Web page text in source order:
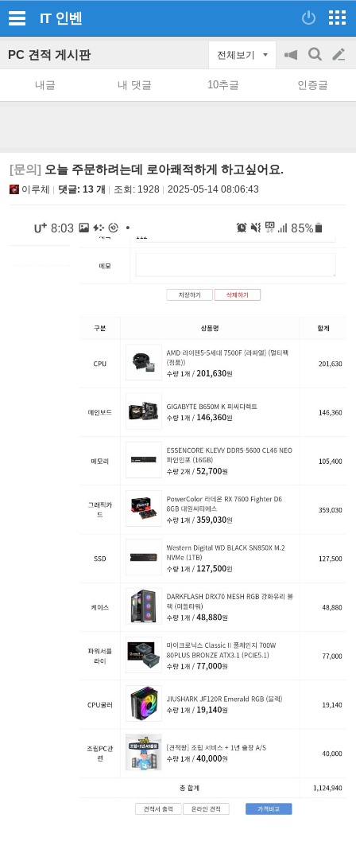
IT 인벤
PC 견적 게시판 전체보기
공
on/off
검
색
글
쓰
내글 내 댓글 10추글 인증글
[문의] 오늘 주문하려는데 로아쾌적하게 하고싶어요.
이루체 댓글: 13 개 조회: 1928 2025-05-14 08:06:43